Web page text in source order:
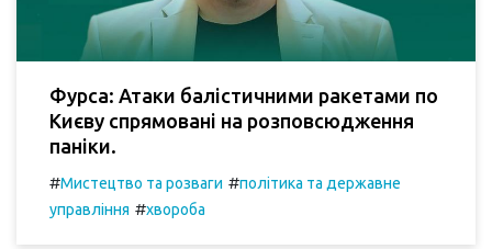
Фурса: Атаки балістичними ракетами по
Києву спрямовані на розповсюдження
паніки.
#Мистецтво та розваги #політика та державне
управління #хвороба